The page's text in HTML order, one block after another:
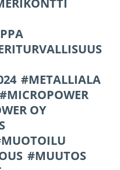
METALLIALA
MICROPOWER
OY
MUOTOILU
MUUTOS